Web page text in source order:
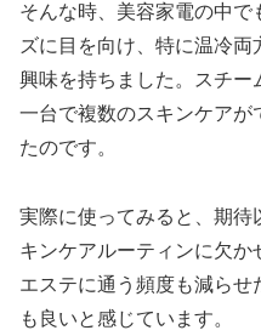
そんな時、美容家電の中
ズに目を向け、特に温冷
興味を持ちました。スチ
一台で複数のスキンケアが
たのです。
実際に使ってみると、期待
キンケアルーティンに欠か
エステに通う頻度も減ら
も良いと感じています。